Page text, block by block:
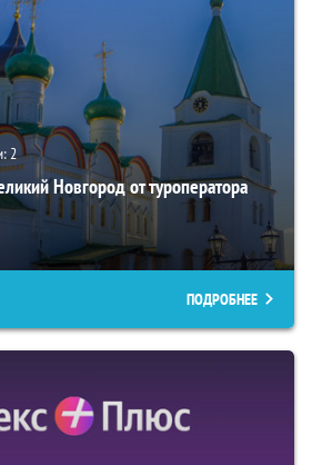
2
Новгород от туроператора
ПОДРОБНЕЕ